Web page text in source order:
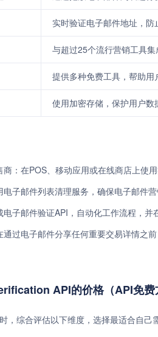
实时验证电子邮件地址，防
与超过25个流行营销工具
提供多种免费工具，帮助用
使用加密存储，保护用户数
：在POS、移动应用或在线商店上使
子邮件列表清理服务，确保电子邮件营
子邮件验证API，自动化工作流程，并
过电子邮件分享任何重要交易详情之
API的价格（API免费
，综合评估以下维度，选择最适合自己